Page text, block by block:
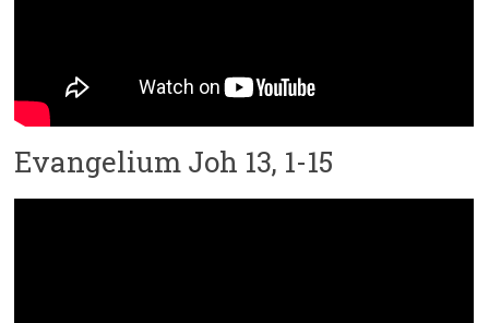
Evangelium Joh 13, 1-15